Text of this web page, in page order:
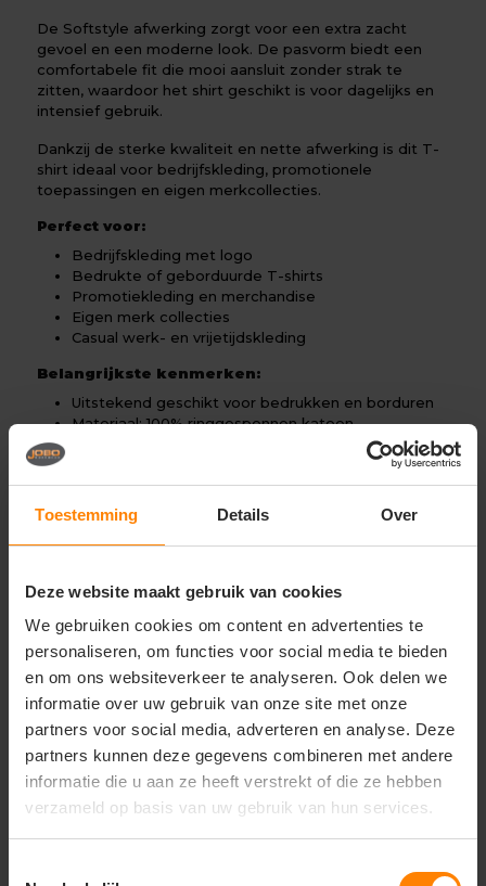
Toestemming Details Over
Deze website maakt gebruik van cookies
We gebruiken cookies om content en advertenties te
personaliseren, om functies voor social media te bieden
en om ons websiteverkeer te analyseren. Ook delen we
informatie over uw gebruik van onze site met onze
partners voor social media, adverteren en analyse. Deze
partners kunnen deze gegevens combineren met andere
informatie die u aan ze heeft verstrekt of die ze hebben
verzameld op basis van uw gebruik van hun services.
De Softstyle afwerking zorgt voor een extra zacht
gevoel en een moderne look. De pasvorm biedt een
comfortabele fit die mooi aansluit zonder strak te
zitten, waardoor het shirt geschikt is voor dagelijks en
intensief gebruik.
Dankzij de sterke kwaliteit en nette afwerking is dit T-
shirt ideaal voor bedrijfskleding, promotionele
toepassingen en eigen merkcollecties.
Perfect voor:
Bedrijfskleding met logo
Bedrukte of geborduurde T-shirts
Promotiekleding en merchandise
Eigen merk collecties
Casual werk- en vrijetijdskleding
Belangrijkste kenmerken:
Uitstekend geschikt voor bedrukken en borduren
Materiaal: 100% ringgesponnen katoen
Stofgewicht: ca. 180 g/m² (middelzwaar en
Zachte Softstyle kwaliteit
Moderne en comfortabele pasvorm
Sterk en vormvast
Geschikt voor intensief gebruik
Gerelateerde producten